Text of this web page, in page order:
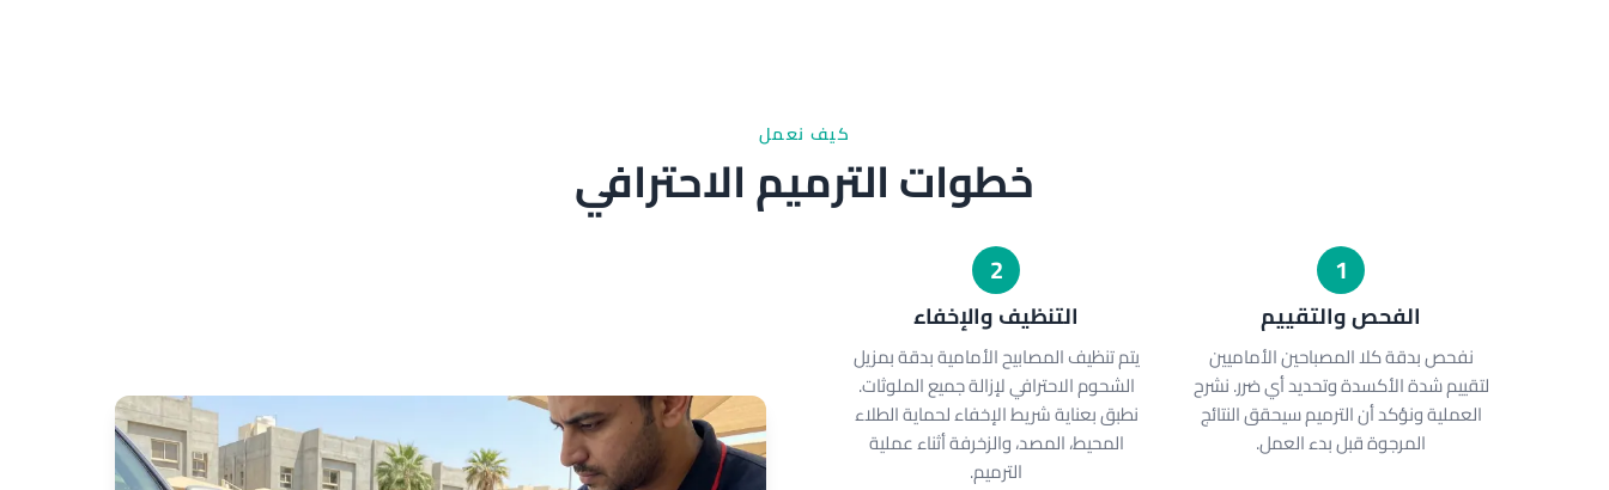
كيف نعمل
خطوات الترميم الاحترافي
1
الفحص والتقييم
نفحص بدقة كلا المصباحين الأماميين
لتقييم شدة الأكسدة وتحديد أي ضرر. نشرح
العملية ونؤكد أن الترميم سيحقق النتائج
المرجوة قبل بدء العمل.
2
التنظيف والإخفاء
يتم تنظيف المصابيح الأمامية بدقة بمزيل
الشحوم الاحترافي لإزالة جميع الملوثات.
نطبق بعناية شريط الإخفاء لحماية الطلاء
المحيط، المصد، والزخرفة أثناء عملية
الترميم.